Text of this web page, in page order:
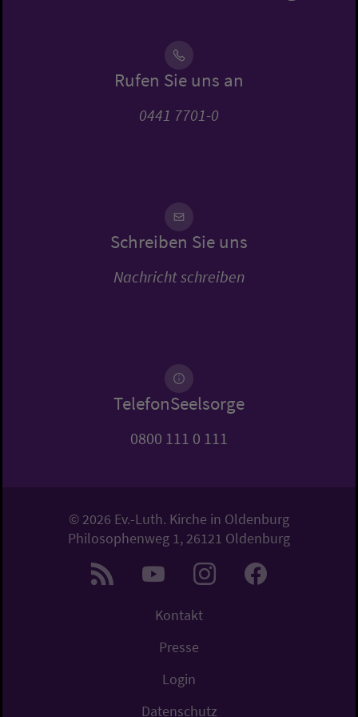
Rufen Sie uns an
0441 7701-0
Schreiben Sie uns
Nachricht schreiben
TelefonSeelsorge
0800 111 0 111
© 2026 Ev.-Luth. Kirche in Oldenburg
Philosophenweg 1, 26121 Oldenburg
Kontakt
Presse
Login
Datenschutz